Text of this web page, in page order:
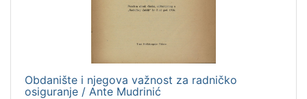
Obdanište i njegova važnost za radničko
osiguranje / Ante Mudrinić